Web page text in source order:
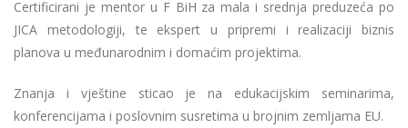
Certificirani je mentor u F BiH za mala i srednja preduzeća po
JICA metodologiji, te ekspert u pripremi i realizaciji biznis
planova u međunarodnim i domaćim projektima.
Znanja i vještine sticao je na edukacijskim seminarima,
konferencijama i poslovnim susretima u brojnim zemljama EU.